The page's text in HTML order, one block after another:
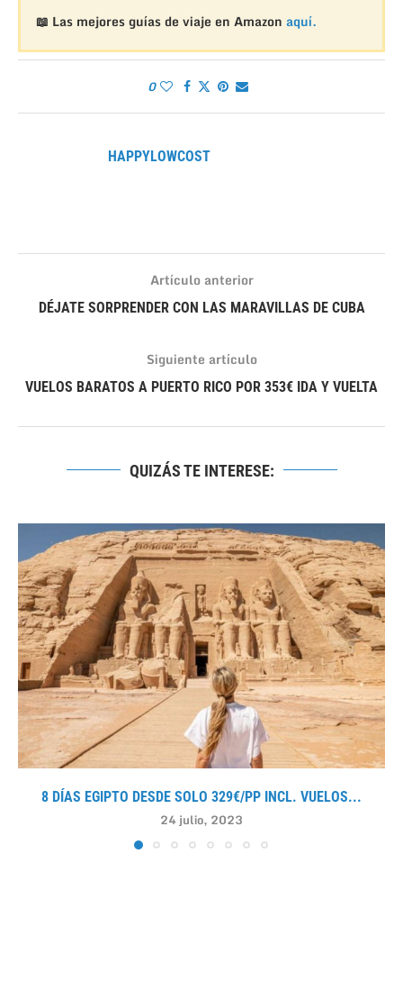
📖 Las mejores guías de viaje en Amazon aquí.
0
HAPPYLOWCOST
Artículo anterior
DÉJATE SORPRENDER CON LAS MARAVILLAS DE CUBA
Siguiente artículo
VUELOS BARATOS A PUERTO RICO POR 353€ IDA Y VUELTA
QUIZÁS TE INTERESE:
8 DÍAS EGIPTO DESDE SOLO 329€/PP INCL. VUELOS...
24 julio, 2023